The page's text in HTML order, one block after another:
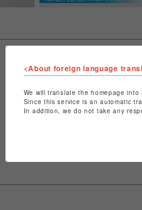
<About foreign language
We will translate the homepage
Since this service is an automatic
In addition, we do not take any